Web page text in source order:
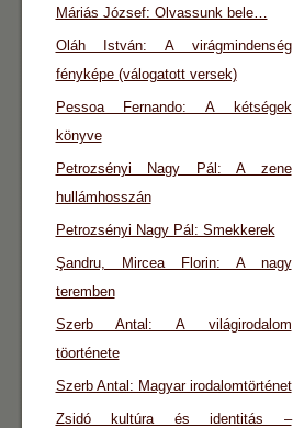
Máriás József: Olvassunk bele…
Oláh István: A virágmindenség
fényképe (válogatott versek)
Pessoa Fernando: A kétségek
könyve
Petrozsényi Nagy Pál: A zene
hullámhosszán
Petrozsényi Nagy Pál: Smekkerek
Şandru, Mircea Florin: A nagy
teremben
Szerb Antal: A világirodalom
töorténete
Szerb Antal: Magyar irodalomtörténet
Zsidó kultúra és identitás –